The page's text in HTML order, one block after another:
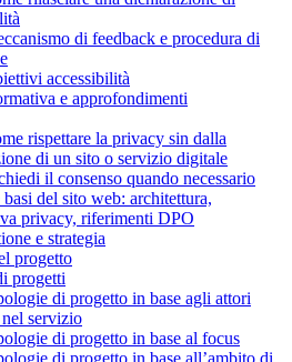
di feedback e procedura di
accessibilità
e approfondimenti
rispettare la privacy sin dalla
di un sito o servizio digitale
il consenso quando necessario
del sito web: architettura,
privacy, riferimenti DPO
e strategia
progetto
progetti
di progetto in base agli attori
servizio
di progetto in base al focus
di progetto in base all’ambito di